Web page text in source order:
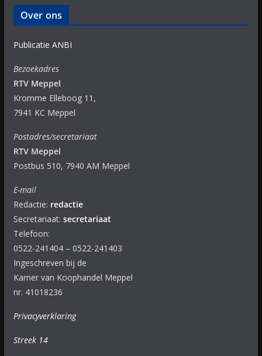
Over ons
Publicatie ANBI
Bezoekadres
RTV Meppel
Kromme Elleboog 11,
7941 KC Meppel
Postadres/secretariaat
RTV Meppel
Postbus 510, 7940 AM Meppel
E-mail
Redactie: redactie
Secretariaat: secretariaat
Telefoon:
0522-241404 – 0522-241403
Ingeschreven bij de
Kamer van Koophandel Meppel
nr. 41018236
Privacyverklaring
Streek 14